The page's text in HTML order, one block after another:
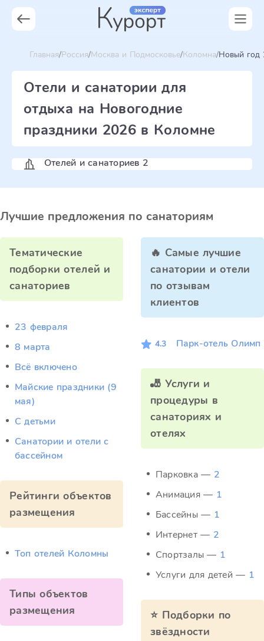
Главная Россия Москва и Подмосковье Коломна Новый год
Отели и санатории для
отдыха на Новогодние
праздники 2026 в Коломне
Отелей и санаториев 2
Лучшие предложения по санаториям
Тематические
подборки отелей и
санаториев
23 февраля
8 марта
Всё включено
Майские праздники (9
мая)
С детьми
Санатории и отели с
бассейном
Рейтинги объектов
размещения
Топ отелей Коломны
Типы объектов
размещения
🔥 Самые лучшие
санатории и отели
по отзывам
клиентов
4.3 Парк-отель Олимп
🎳 Услуги и
процедуры в
санаториях и
отелях
Парковка — 2
Анимация — 1
Бассейны — 1
Интернет — 2
Спортзалы — 1
Услуги для детей — 1
⭐ Подборки по
звёздности